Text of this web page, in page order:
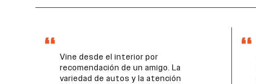
Vine desde el interior por
recomendación de un amigo. La
variedad de autos y la atención